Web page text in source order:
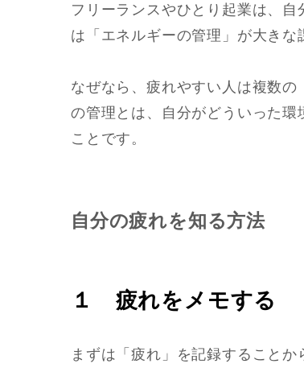
フリーランスやひとり起業は、
は「エネルギーの管理」が大きな
なぜなら、疲れやすい人は複数
の管理とは、自分がどういった環
ことです。
自分の疲れを知る方法
１ 疲れをメモする
まずは「疲れ」を記録することか